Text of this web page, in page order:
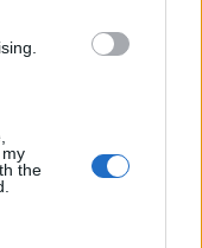
the